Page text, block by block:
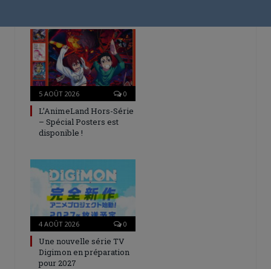
5 AOÛT 2026 0
L’AnimeLand Hors-Série
– Spécial Posters est
disponible !
4 AOÛT 2026 0
Une nouvelle série TV
Digimon en préparation
pour 2027